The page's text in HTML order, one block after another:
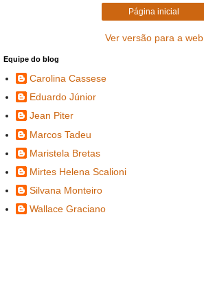
Página inicial
Ver versão para a web
Equipe do blog
Carolina Cassese
Eduardo Júnior
Jean Piter
Marcos Tadeu
Maristela Bretas
Mirtes Helena Scalioni
Silvana Monteiro
Wallace Graciano